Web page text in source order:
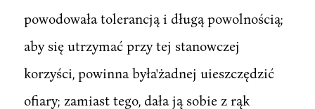
powodowała tolerancją i długą powolnością;
aby się utrzymać przy tej stanowczej
korzyści, powinna była'żadnej uieszczędzić
ofiary; zamiast tego, dała ją sobie z rąk